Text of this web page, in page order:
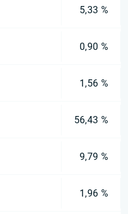
5,33 %
0,90 %
1,56 %
56,43 %
9,79 %
1,96 %